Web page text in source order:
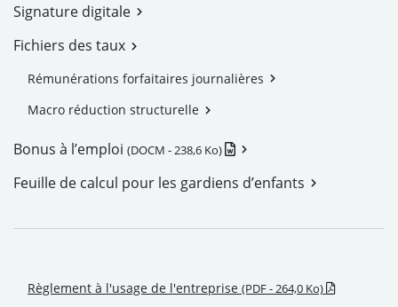
Signature digitale
Fichiers des taux
Rémunérations forfaitaires journalières
Macro réduction structurelle
Bonus à l’emploi (DOCM - 238,6 Ko)
.docm - Nouvelle fenêtre
Feuille de calcul pour les gardiens d’enfants
Règlement à l'usage de l'entreprise (PDF - 264,0 Ko) .pdf -